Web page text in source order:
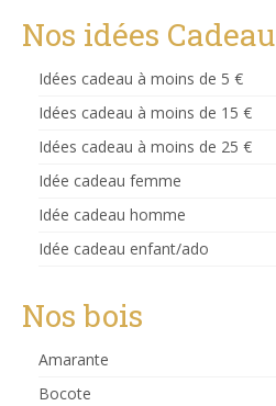
Nos idées Cadeau
Idées cadeau à moins de 5 €
Idées cadeau à moins de 15 €
Idées cadeau à moins de 25 €
Idée cadeau femme
Idée cadeau homme
Idée cadeau enfant/ado
Nos bois
Amarante
Bocote